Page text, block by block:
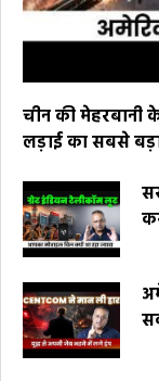
चीन की मेहरबानी
लड़ाई का सबसे